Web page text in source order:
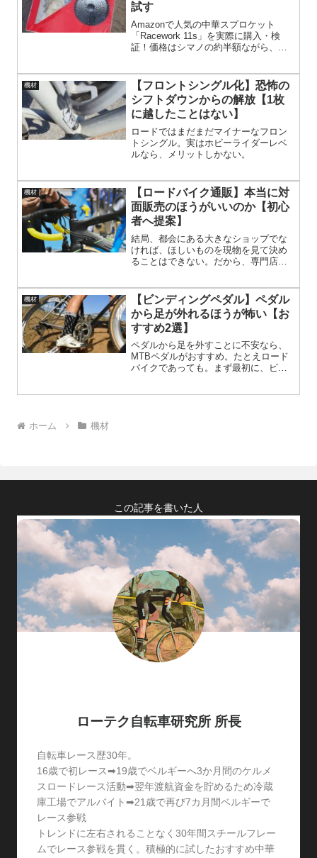
試す
Amazonで人気の中華スプロケット
「Racework 11s」を実際に購入・検
証！価格はシマノの約半額ながら、変
に最適なコスパ重視の選択肢を探る方
必見の記事です。実際の使用感や組み
付けのコツも詳しく紹介し、コストパ
フォーマンスを重視するサイクリスト
にとっておすすめです！
機材
【フロントシングル化】恐怖の
シフトダウンからの解放【1枚
に越したことはない】
ロードではまだまだマイナーなフロン
トシングル。実はホビーライダーレベ
ルなら、メリットしかない。
機材
【ロードバイク通販】本当に対
面販売のほうがいいのか【初心
者へ提案】
結局、都会にある大きなショップでな
ければ、ほしいものを現物を見て決め
ることはできない。だから、専門店に
メーカー、すべてのモデルから選ぶこ
とができる。
機材
【ビンディングペダル】ペダル
から足が外れるほうが怖い【お
すすめ2選】
ペダルから足を外すことに不安なら、
MTBペダルがおすすめ。たとえロード
バイクであっても。まず最初に、ビン
ホーム 機材
この記事を書いた人
ローテク自転車研究所 所長
自転車レース歴30年。
16歳で初レース➡19歳でベルギーへ3か月間のケルメ
スロードレース活動➡翌年渡航資金を貯めるため冷蔵
庫工場でアルバイト➡21歳で再び7カ月間ベルギーで
レース参戦
トレンドに左右されることなく30年間スチールフレー
ムでレース参戦を貫く。積極的に試したおすすめ中華